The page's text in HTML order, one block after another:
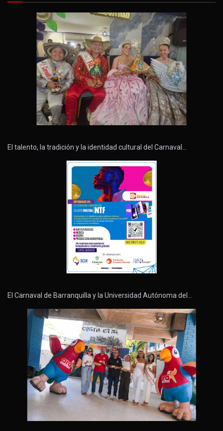
El talento, la tradición y la identidad cultural del Carnaval…
El Carnaval de Barranquilla y la Universidad Autónoma del…